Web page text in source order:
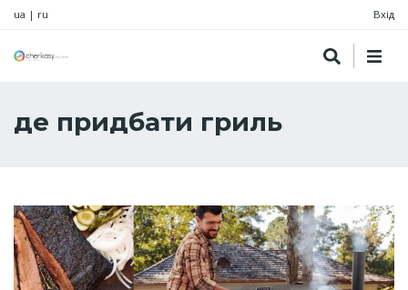
ua | ru Вхід
де придбати гриль